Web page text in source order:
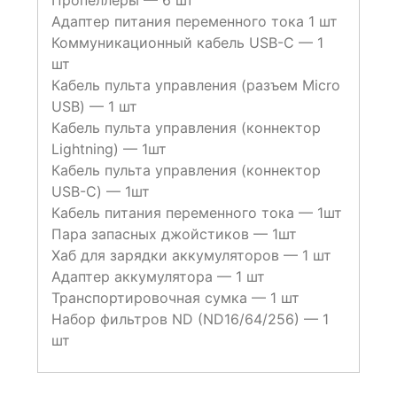
Адаптер питания переменного тока 1 шт
Коммуникационный кабель USB-C — 1
шт
Кабель пульта управления (разъем Micro
USB) — 1 шт
Кабель пульта управления (коннектор
Lightning) — 1шт
Кабель пульта управления (коннектор
USB-C) — 1шт
Кабель питания переменного тока — 1шт
Пара запасных джойстиков — 1шт
Хаб для зарядки аккумуляторов — 1 шт
Адаптер аккумулятора — 1 шт
Транспортировочная сумка — 1 шт
Набор фильтров ND (ND16/64/256) — 1
шт